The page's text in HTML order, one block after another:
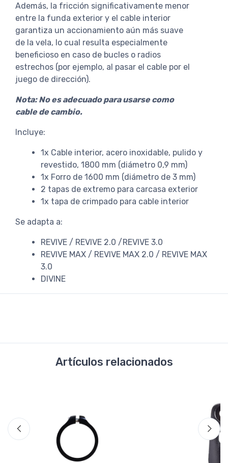
Además, la fricción significativamente menor
entre la funda exterior y el cable interior
garantiza un accionamiento aún más suave
de la vela, lo cual resulta especialmente
beneficioso en caso de bucles o radios
estrechos (por ejemplo, al pasar el cable por el
juego de dirección).
Nota: No es adecuado para usarse como
cable de cambio.
Incluye:
1x Cable interior, acero inoxidable, pulido y
revestido, 1800 mm (diámetro 0,9 mm)
1x Forro de 1600 mm (diámetro de 3 mm)
2 tapas de extremo para carcasa exterior
1x tapa de crimpado para cable interior
Se adapta a:
REVIVE / REVIVE 2.0 /REVIVE 3.0
REVIVE MAX / REVIVE MAX 2.0 / REVIVE MAX
3.0
DIVINE
Artículos relacionados